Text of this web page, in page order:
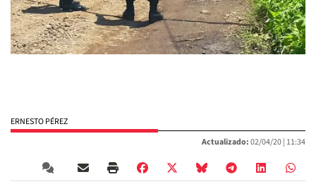
ERNESTO PÉREZ
Actualizado:02/04/20 | 11:34